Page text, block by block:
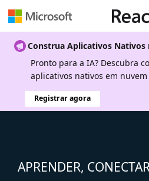
Construa Aplicativos Nativos
Pronto para a IA? Descubra
aplicativos nativos em nuvem
Registrar agora
APRENDER,